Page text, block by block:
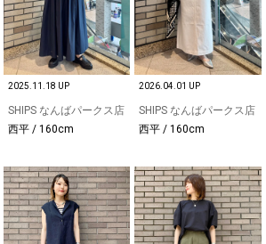
2025.11.18 UP
SHIPS なんばパークス店
西平 / 160cm
2026.04.01 UP
SHIPS なんばパークス店
西平 / 160cm